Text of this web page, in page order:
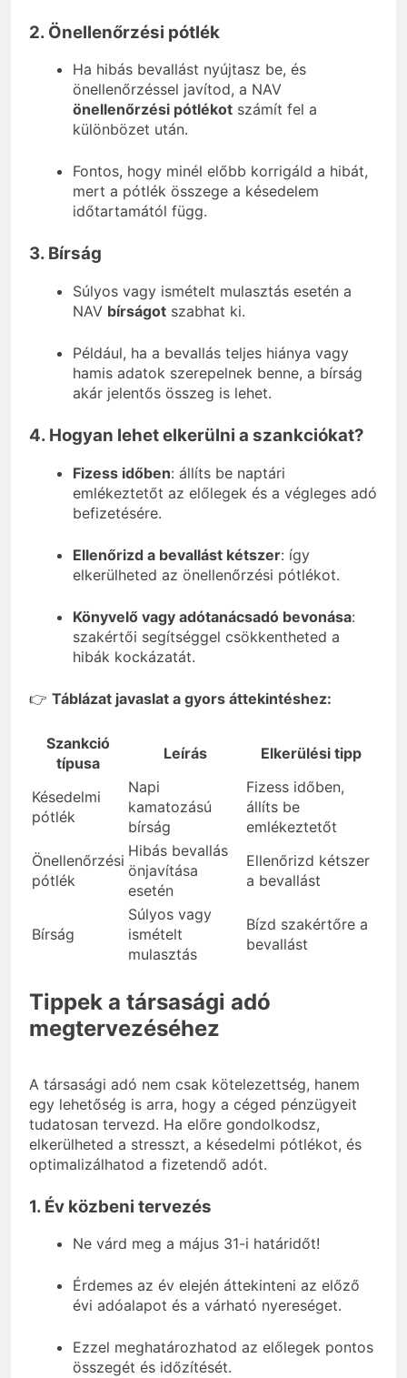
2. Önellenőrzési pótlék
Ha hibás bevallást nyújtasz be, és
önellenőrzéssel javítod, a NAV
önellenőrzési pótlékot számít fel a
különbözet után.
Fontos, hogy minél előbb korrigáld a hibát,
mert a pótlék összege a késedelem
időtartamától függ.
3. Bírság
Súlyos vagy ismételt mulasztás esetén a
NAV bírságot szabhat ki.
Például, ha a bevallás teljes hiánya vagy
hamis adatok szerepelnek benne, a bírság
akár jelentős összeg is lehet.
4. Hogyan lehet elkerülni a szankciókat?
Fizess időben: állíts be naptári
emlékeztetőt az előlegek és a végleges adó
befizetésére.
Ellenőrizd a bevallást kétszer: így
elkerülheted az önellenőrzési pótlékot.
Könyvelő vagy adótanácsadó bevonása:
szakértői segítséggel csökkentheted a
hibák kockázatát.
👉 Táblázat javaslat a gyors áttekintéshez:
Szankció
típusa
Leírás Elkerülési tipp
Késedelmi
pótlék
Napi
kamatozású
bírság
Fizess időben,
állíts be
emlékeztetőt
Önellenőrzési
pótlék
Hibás bevallás
önjavítása
esetén
Ellenőrizd kétszer
a bevallást
Bírság
Súlyos vagy
ismételt
mulasztás
Bízd szakértőre a
bevallást
Tippek a társasági adó
megtervezéséhez
A társasági adó nem csak kötelezettség, hanem
egy lehetőség is arra, hogy a céged pénzügyeit
tudatosan tervezd. Ha előre gondolkodsz,
elkerülheted a stresszt, a késedelmi pótlékot, és
optimalizálhatod a fizetendő adót.
1. Év közbeni tervezés
Ne várd meg a május 31-i határidőt!
Érdemes az év elején áttekinteni az előző
évi adóalapot és a várható nyereséget.
Ezzel meghatározhatod az előlegek pontos
összegét és időzítését.